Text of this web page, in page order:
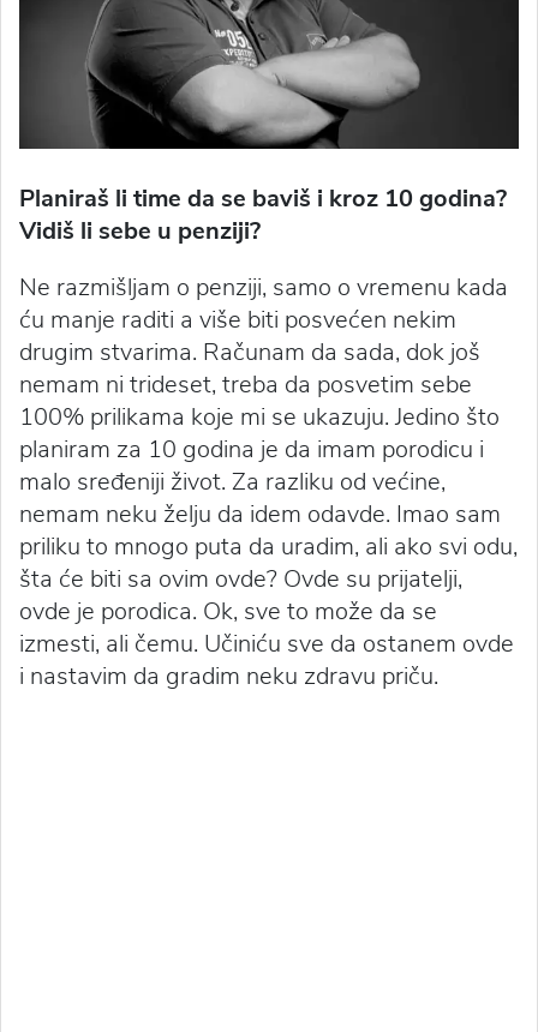
Planiraš li time da se baviš i kroz 10 godina?
Vidiš li sebe u penziji?
Ne razmišljam o penziji, samo o vremenu kada
ću manje raditi a više biti posvećen nekim
drugim stvarima. Računam da sada, dok još
nemam ni trideset, treba da posvetim sebe
100% prilikama koje mi se ukazuju. Jedino što
planiram za 10 godina je da imam porodicu i
malo sređeniji život. Za razliku od većine,
nemam neku želju da idem odavde. Imao sam
priliku to mnogo puta da uradim, ali ako svi odu,
šta će biti sa ovim ovde? Ovde su prijatelji,
ovde je porodica. Ok, sve to može da se
izmesti, ali čemu. Učiniću sve da ostanem ovde
i nastavim da gradim neku zdravu priču.